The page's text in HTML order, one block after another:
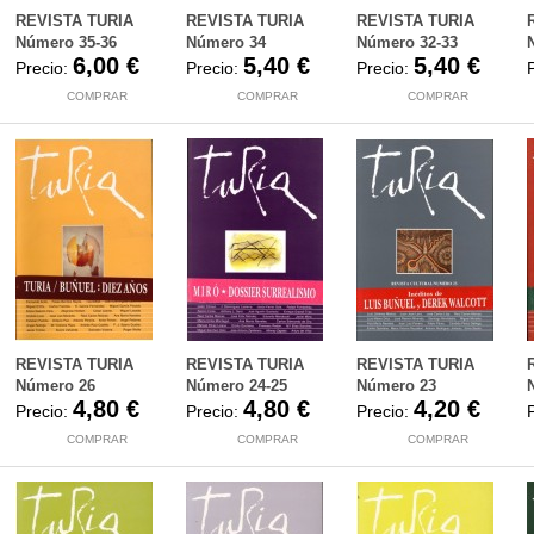
REVISTA TURIA
Número 35-36
Precio: 6,00 €
COMPRAR
REVISTA TURIA
Número 34
Precio: 5,40 €
COMPRAR
REVISTA TURIA
Número 32-33
Precio: 5,40 €
COMPRAR
REVISTA TURIA
Número 26
Precio: 4,80 €
COMPRAR
REVISTA TURIA
Número 24-25
Precio: 4,80 €
COMPRAR
REVISTA TURIA
Número 23
Precio: 4,20 €
COMPRAR